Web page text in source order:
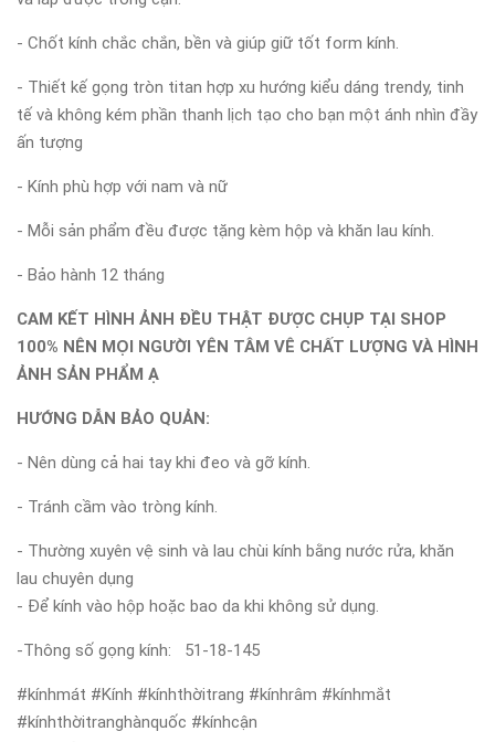
- Chốt kính chắc chắn, bền và giúp giữ tốt form kính.
- Thiết kế gọng tròn titan hợp xu hướng kiểu dáng trendy, tinh
tế và không kém phần thanh lịch tạo cho bạn một ánh nhìn đầy
ấn tượng
- Kính phù hợp với nam và nữ
- Mỗi sản phẩm đều được tặng kèm hộp và khăn lau kính.
- Bảo hành 12 tháng
CAM KẾT HÌNH ẢNH ĐỀU THẬT ĐƯỢC CHỤP TẠI SHOP
100% NÊN MỌI NGƯỜI YÊN TÂM VÊ CHẤT LƯỢNG VÀ HÌNH
ẢNH SẢN PHẨM Ạ
HƯỚNG DẪN BẢO QUẢN:
- Nên dùng cả hai tay khi đeo và gỡ kính.
- Tránh cầm vào tròng kính.
- Thường xuyên vệ sinh và lau chùi kính bằng nước rửa, khăn
lau chuyên dụng
- Để kính vào hộp hoặc bao da khi không sử dụng.
-Thông số gọng kính: 51-18-145
#kínhmát #Kính #kínhthờitrang #kínhrâm #kínhmắt
#kínhthờitranghànquốc #kínhcận